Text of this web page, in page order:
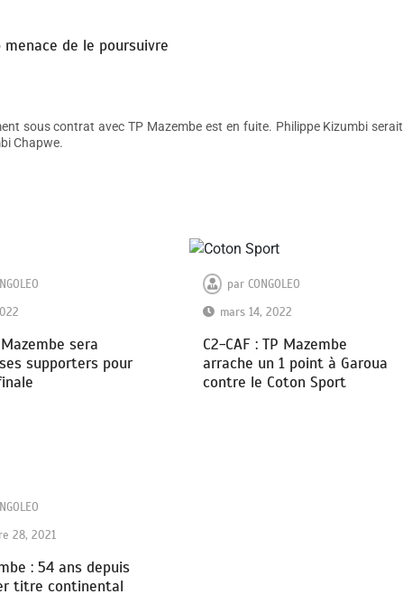
de le poursuivre
sous contrat avec TP Mazembe est en fuite. Philippe Kizumbi serait
Chapwe.
Mazembe sera
supporters pour
par CONGOLEO
mars 14, 2022
C2-CAF : TP Mazembe
arrache un 1 point à Garoua
contre le Coton Sport
28, 2021
: 54 ans depuis
titre continental